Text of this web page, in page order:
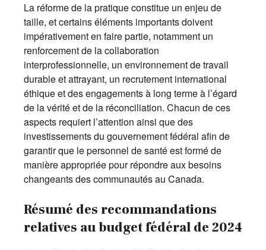
La réforme de la pratique constitue un enjeu de
taille, et certains éléments importants doivent
impérativement en faire partie, notamment un
renforcement de la collaboration
interprofessionnelle, un environnement de travail
durable et attrayant, un recrutement international
éthique et des engagements à long terme à l’égard
de la vérité et de la réconciliation. Chacun de ces
aspects requiert l’attention ainsi que des
investissements du gouvernement fédéral afin de
garantir que le personnel de santé est formé de
manière appropriée pour répondre aux besoins
changeants des communautés au Canada.
Résumé des recommandations
relatives au budget fédéral de 2024